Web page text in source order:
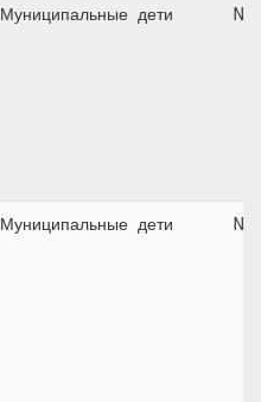
Муниципальные дети
Муниципальные дети